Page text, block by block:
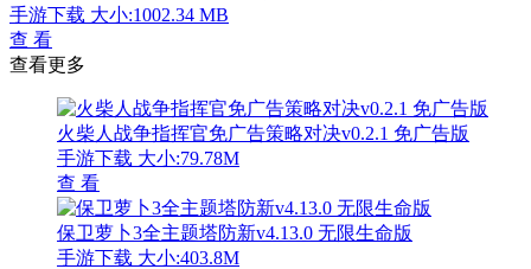
手游下载 大小:1002.34 MB
查 看
查看更多
火柴人战争指挥官免广告策略对决v0.2.1 免广告版
手游下载 大小:79.78M
查 看
保卫萝卜3全主题塔防新v4.13.0 无限生命版
手游下载 大小:403.8M